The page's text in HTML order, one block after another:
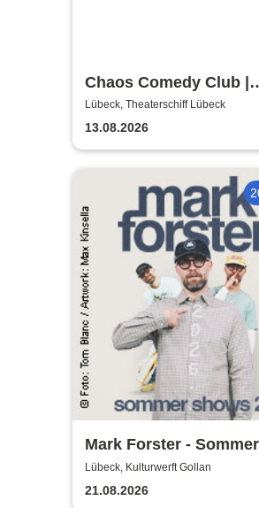
Chaos Comedy Club |
Theaterschiff Lübeck
Lübeck, Theaterschiff Lübeck
13.08.2026
Mark Forster - Sommer
Shows 2026
Lübeck, Kulturwerft Gollan
21.08.2026